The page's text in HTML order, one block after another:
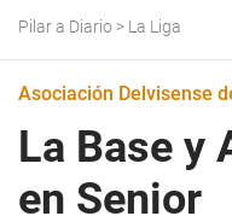
Pilar a Diario > La Liga
Asociación Delvisense
La Base y
en Senior